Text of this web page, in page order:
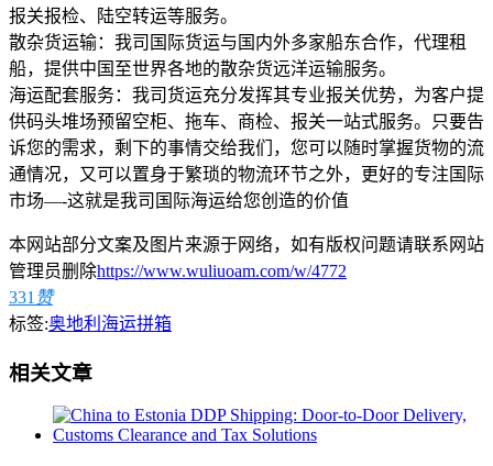
报关报检、陆空转运等服务。
散杂货运输：我司国际货运与国内外多家船东合作，代理租
船，提供中国至世界各地的散杂货远洋运输服务。
海运配套服务：我司货运充分发挥其专业报关优势，为客户提
供码头堆场预留空柜、拖车、商检、报关一站式服务。只要告
诉您的需求，剩下的事情交给我们，您可以随时掌握货物的流
通情况，又可以置身于繁琐的物流环节之外，更好的专注国际
市场—-这就是我司国际海运给您创造的价值
本网站部分文案及图片来源于网络，如有版权问题请联系网站
管理员删除https://www.wuliuoam.com/w/4772
331 赞
标签:奥地利海运拼箱
相关文章